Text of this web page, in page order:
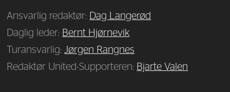
Ansvarlig redaktør: Dag Langerød
Daglig leder: Bernt Hjørnevik
Turansvarlig:Jørgen Rangnes
Redaktør United-Supporteren: Bjarte Valen